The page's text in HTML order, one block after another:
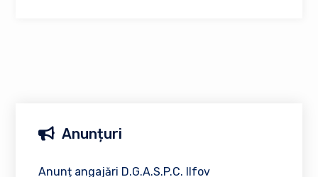
Anunțuri
Anunț angajări D.G.A.S.P.C. Ilfov